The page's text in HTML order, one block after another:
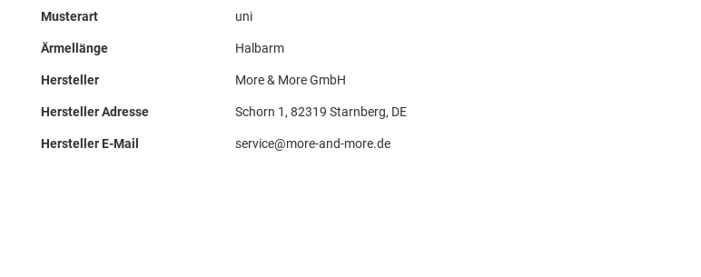
Musterart uni
Ärmellänge Halbarm
Hersteller More & More GmbH
Hersteller Adresse Schorn 1, 82319 Starnberg, DE
Hersteller E-Mail service@more-and-more.de